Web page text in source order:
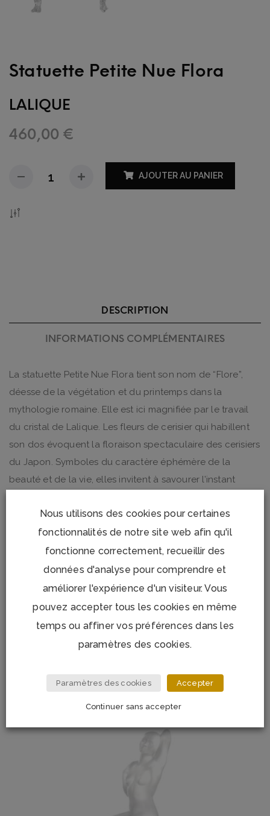
Statuette Petite Nue Flora
LALIQUE
460,00€
AJOUTER AU PANIER
DESCRIPTION
INFORMATIONS COMPLÉMENTAIRES
La statuette Petite Nue Flora tient son nom de “Flore”,
déesse de la végétation et du printemps dans la
mythologie romaine. Elle est ici magnifiée par le travail
du cristal de Lalique. Les fleurs de cerisier qui habillent
son dos évoquent la floraison spectaculaire des cerisiers
du Japon. Symboles du caractère éphémère de la
beauté et de la vie, elles invitent à savourer l’instant
Dimensions : hauteur 12,5 cm, longueur 7,50 cm, largeur 6
YOU MAY ALSO LIKE…
Nous utilisons des cookies pour certaines
fonctionnalités de notre site web afin qu'il
fonctionne correctement, recueillir des
données d'analyse pour comprendre et
améliorer l'expérience d'un visiteur. Vous
pouvez accepter tous les cookies en même
temps ou affiner vos préférences dans les
paramètres des cookies.
Paramètres des cookies Accepter
Continuer sans accepter